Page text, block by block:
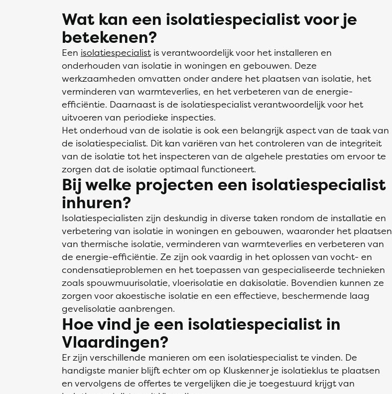
Wat kan een isolatiespecialist voor je
betekenen?
Een isolatiespecialist is verantwoordelijk voor het installeren en
onderhouden van isolatie in woningen en gebouwen. Deze
werkzaamheden omvatten onder andere het plaatsen van isolatie, het
verminderen van warmteverlies, en het verbeteren van de energie-
efficiëntie. Daarnaast is de isolatiespecialist verantwoordelijk voor het
uitvoeren van periodieke inspecties.
Het onderhoud van de isolatie is ook een belangrijk aspect van de taak van
de isolatiespecialist. Dit kan variëren van het controleren van de integriteit
van de isolatie tot het inspecteren van de algehele prestaties om ervoor te
zorgen dat de isolatie optimaal functioneert.
Bij welke projecten een isolatiespecialist
inhuren?
Isolatiespecialisten zijn deskundig in diverse taken rondom de installatie en
verbetering van isolatie in woningen en gebouwen, waaronder het plaatsen
van thermische isolatie, verminderen van warmteverlies en verbeteren van
de energie-efficiëntie. Ze zijn ook vaardig in het oplossen van vocht- en
condensatieproblemen en het toepassen van gespecialiseerde technieken
zoals spouwmuurisolatie, vloerisolatie en dakisolatie. Bovendien kunnen ze
zorgen voor akoestische isolatie en een effectieve, beschermende laag
gevelisolatie aanbrengen.
Hoe vind je een isolatiespecialist in
Vlaardingen?
Er zijn verschillende manieren om een isolatiespecialist te vinden. De
handigste manier blijft echter om op Kluskenner je isolatieklus te plaatsen
en vervolgens de offertes te vergelijken die je toegestuurd krijgt van